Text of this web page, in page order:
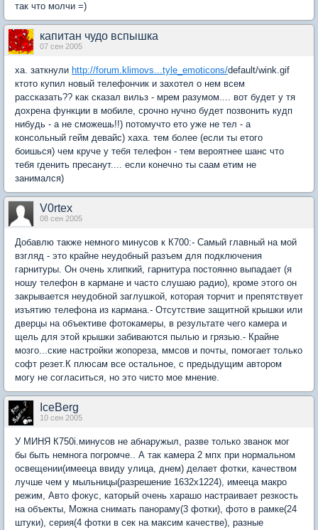
так что молчи =)
капитан чудо вспышка
07 сен 2005
ха. заткнули http://forum.klimovs...tyle_emoticons/default/wink.gif
ктото купил новый телефончик и захотел о нем всем
рассказать?? как сказал вильз - мрем разумом.... вот будет у тя
дохрена функции в мобиле, срочно нучно будет позвонить кудп
нибудь - а не сможешь!!) потомучто ето уже не тел - а
консольный гейм девайс) хаха. тем более (если ты етого
боишься) чем круче у тебя телефон - тем вероятнее шанс что
тебя гденить пресанут.... если конечно ты саам етим не
занимался)
V0rtex
08 сен 2005
Добавлю также немного минусов к К700:- Самый главный на мой
взгляд - это крайне неудобный разъем для подключения
гарнитуры. Он очень хлипкий, гарнитура постоянно выпадает (я
ношу телефон в кармане и часто слушаю радио), кроме этого он
закрывается неудобной заглушкой, которая торчит и препятствует
изъятию телефона из кармана.- Отсутствие защитной крышки или
дверцы на объективе фотокамеры, в результате чего камера и
щель для этой крышки забиваются пылью и грязью.- Крайне
мозго...ские настройки жопореза, ммсов и почты, помогает только
софт резет.К плюсам все остальное, с предыдущим автором
могу не согласиться, но это чисто мое мнение.
IceBerg
10 сен 2005
У МИНЯ К750i.минусов не абнаружыл, разве только званок мог
бы быть немнога погромче.. А так камера 2 мпх при нормальном
освещении(имееца ввиду улица, днем) делает фотки, качеством
лучше чем у мыльницы(разрешение 1632х1224), имееца макро
режим, Авто фокус, каторый очень харашо настраивает резкость
на объекты, Можна снимать панораму(3 фотки), фото в рамке(24
штуки), серия(4 фотки в сек на максим качестве), разные